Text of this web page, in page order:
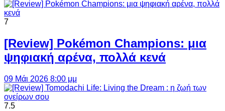
7
[Review] Pokémon Champions: μια
ψηφιακή αρένα, πολλά κενά
09 Μάι 2026 8:00 μμ
7.5